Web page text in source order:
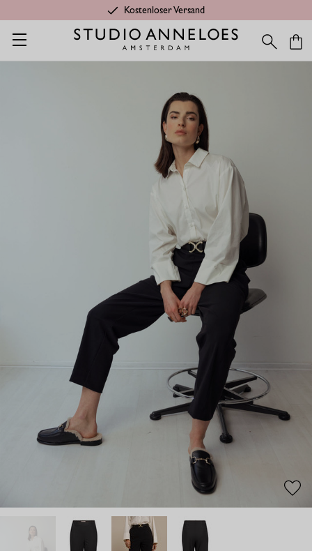
Kostenloser Versand
Startseite Shop Kategorien Letzte Chance Marlis barrell